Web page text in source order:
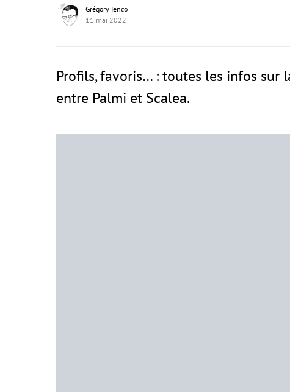
Grégory Ienco
11 mai 2022
Profils, favoris… : toutes les infos sur
entre Palmi et Scalea.